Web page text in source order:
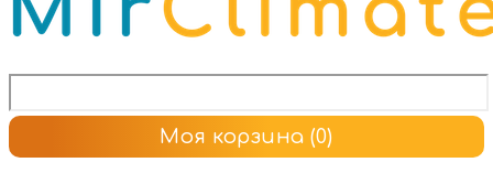
Моя корзина (0)